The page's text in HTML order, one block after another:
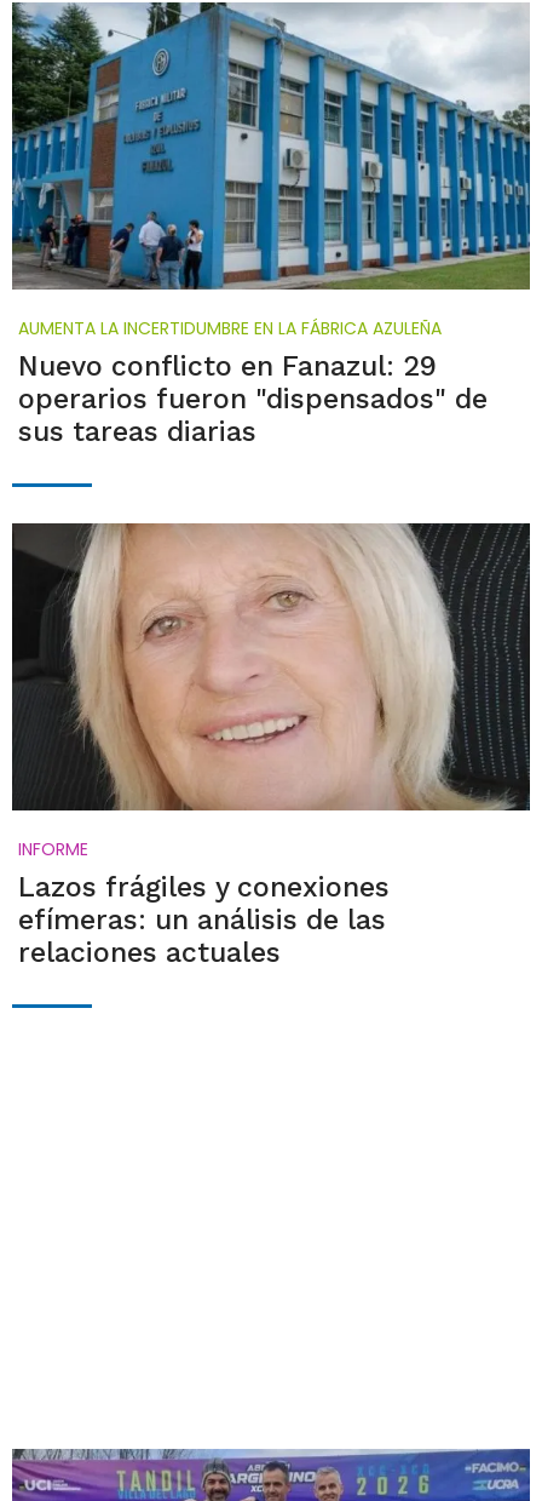
AUMENTA LA INCERTIDUMBRE EN LA FÁBRICA AZULEÑA
Nuevo conflicto en Fanazul: 29
operarios fueron "dispensados" de
sus tareas diarias
INFORME
Lazos frágiles y conexiones
efímeras: un análisis de las
relaciones actuales